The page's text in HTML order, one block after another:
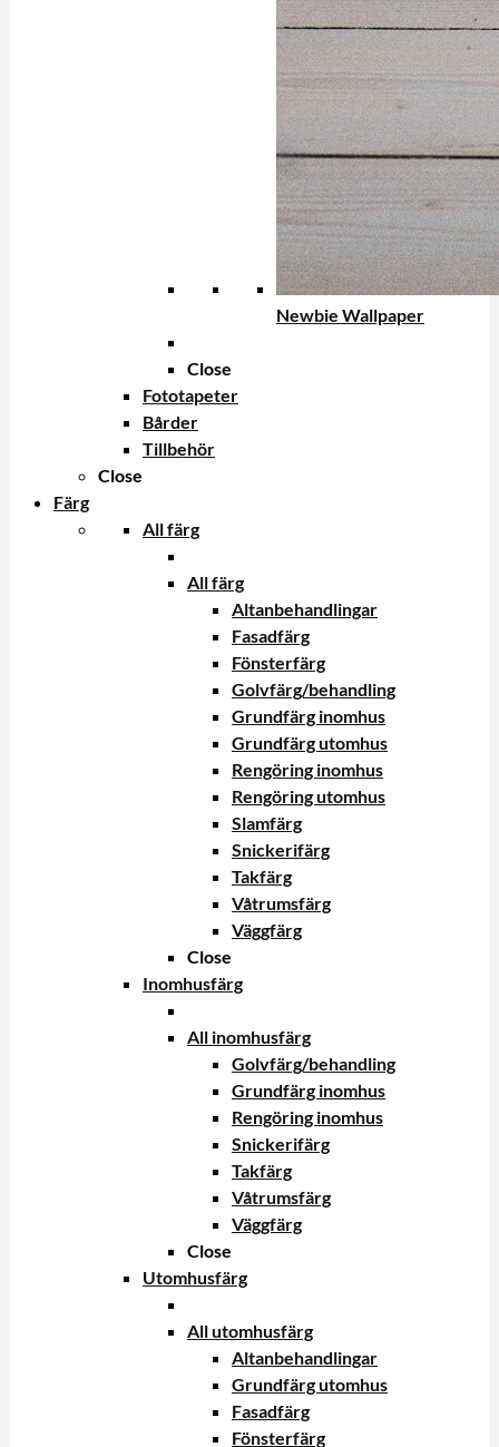
Newbie Wallpaper
Close
Fototapeter
Bårder
Tillbehör
Close
Färg
All färg
All färg
Altanbehandlingar
Fasadfärg
Fönsterfärg
Golvfärg/behandling
Grundfärg inomhus
Grundfärg utomhus
Rengöring inomhus
Rengöring utomhus
Slamfärg
Snickerifärg
Takfärg
Våtrumsfärg
Väggfärg
Close
Inomhusfärg
All inomhusfärg
Golvfärg/behandling
Grundfärg inomhus
Rengöring inomhus
Snickerifärg
Takfärg
Våtrumsfärg
Väggfärg
Close
Utomhusfärg
All utomhusfärg
Altanbehandlingar
Grundfärg utomhus
Fasadfärg
Fönsterfärg